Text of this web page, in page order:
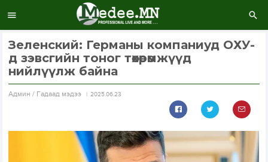
Зеленский: Германы компаниуд ОХУ-
д зэвсгийн тоног төхөөрөмжүүд
нийлүүлж байна
Aдмин / Гадаад мэдээ 2025.06.23